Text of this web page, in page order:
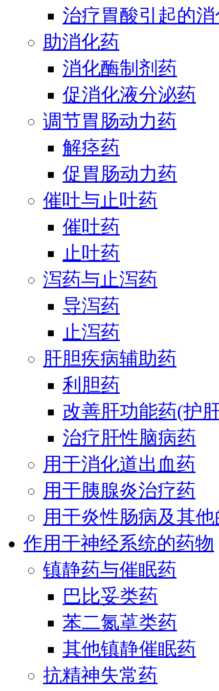
治疗胃酸引起的
助消化药
消化酶制剂药
促消化液分泌药
调节胃肠动力药
解痉药
促胃肠动力药
催吐与止吐药
催吐药
止吐药
泻药与止泻药
导泻药
止泻药
肝胆疾病辅助药
利胆药
改善肝功能药(护
治疗肝性脑病药
用于消化道出血药
用于胰腺炎治疗药
用于炎性肠病及其
作用于神经系统的药物
镇静药与催眠药
巴比妥类药
苯二氮䓬类药
其他镇静催眠药
抗精神失常药